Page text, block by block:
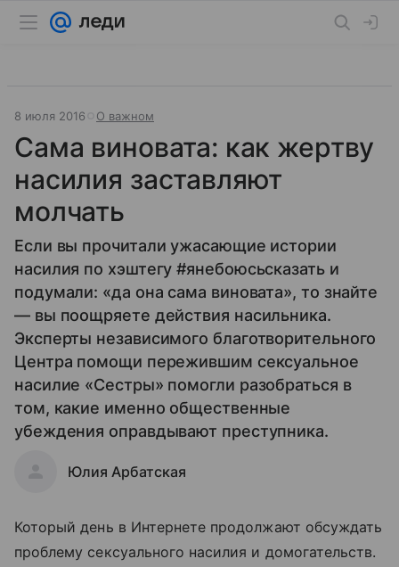
8 июля 2016 О важном
Сама виновата: как жертву
насилия заставляют
молчать
Если вы прочитали ужасающие истории
насилия по хэштегу #янебоюсьсказать и
подумали: «да она сама виновата», то знайте
— вы поощряете действия насильника.
Эксперты независимого благотворительного
Центра помощи пережившим сексуальное
насилие «Сестры» помогли разобраться в
том, какие именно общественные
убеждения оправдывают преступника.
Юлия Арбатская
Который день в Интернете продолжают обсуждать
проблему сексуального насилия и домогательств.